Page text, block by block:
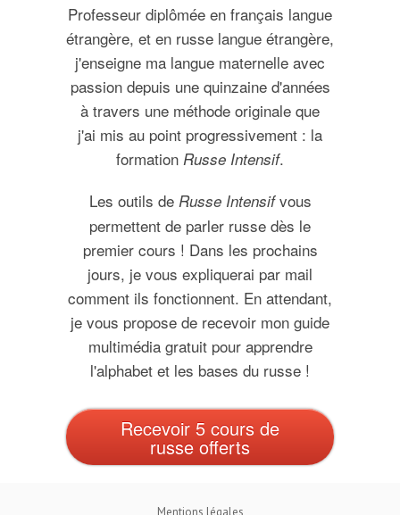
Professeur diplômée en français langue
étrangère, et en russe langue étrangère,
j'enseigne ma langue maternelle avec
passion depuis une quinzaine d'années
à travers une méthode originale que
j'ai mis au point progressivement : la
formation Russe Intensif.
Les outils de Russe Intensifvous
permettent de parler russe dès le
premier cours ! Dans les prochains
jours, je vous expliquerai par mail
comment ils fonctionnent. En attendant,
je vous propose de recevoir mon guide
multimédia gratuit pour apprendre
l'alphabet et les bases du russe !
Recevoir 5 cours de
russe offerts
Mentions légales